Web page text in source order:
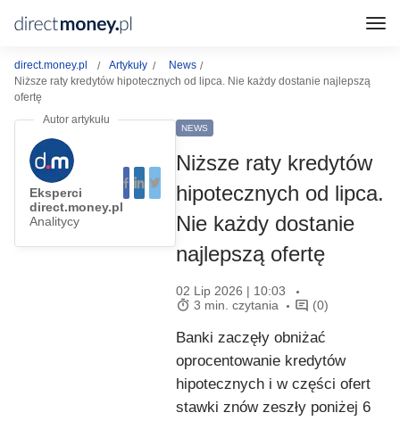
direct.money.pl Artykuły
News
Niższe raty kredytów hipotecznych od lipca. Nie każdy dostanie najlepszą
ofertę
Eksperci
direct.money.pl
Analitycy
NEWS
Niższe raty kredytów
hipotecznych od lipca.
Nie każdy dostanie
najlepszą ofertę
02 Lip 2026 | 10:03
3 min. czytania
(0)
Banki zaczęły obniżać
oprocentowanie kredytów
hipotecznych i w części ofert
stawki znów zeszły poniżej 6